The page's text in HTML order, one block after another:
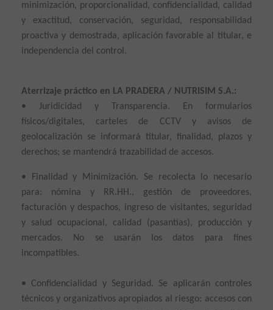
minimización, proporcionalidad, confidencialidad, calidad
y exactitud, conservación, seguridad, responsabilidad
proactiva y demostrada, aplicación favorable al titular, e
independencia del control.
Aterrizaje práctico en LA PRADERA / NUTRISIM S.A.:
• Juridicidad y Transparencia. En formularios
físicos/digitales, carteles de CCTV y avisos de
geolocalización se informará titular, finalidad, plazos y
derechos; se mantendrá trazabilidad de accesos.
• Finalidad y Minimización. Se recolecta lo necesario
para: nómina y RR.HH., gestión de proveedores,
facturación y despachos, ingreso de visitantes, seguridad
y salud ocupacional, calidad (pasantías), producción y
mercados. No se usarán los datos para fines
incompatibles.
• Confidencialidad y Seguridad. Se aplicarán controles
técnicos y organizativos apropiados al riesgo: accesos con